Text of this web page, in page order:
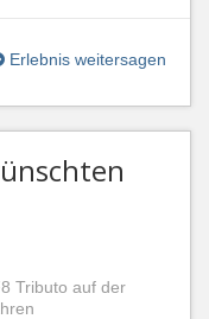
Erlebnis weitersagen
Tributo auf der